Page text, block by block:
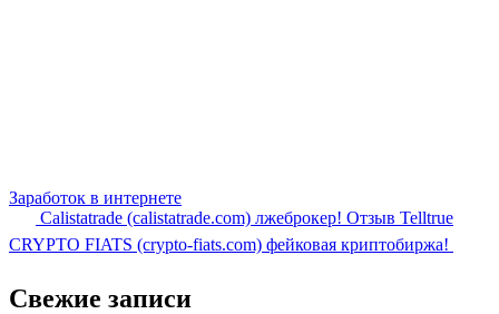
Заработок в интернете
Calistatrade (calistatrade.com) лжеброкер! Отзыв Telltrue
CRYPTO FIATS (crypto-fiats.com) фейковая криптобиржа!
Свежие записи